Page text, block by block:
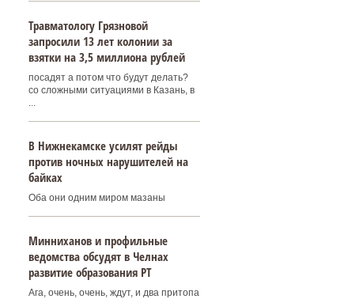
Травматологу Грязновой
запросили 13 лет колонии за
взятки на 3,5 миллиона рублей
посадят а потом что будут делать?
со сложными ситуациями в Казань, в
...
В Нижнекамске усилят рейды
против ночных нарушителей на
байках
Оба они одним миром мазаны
Минниханов и профильные
ведомства обсудят в Челнах
развитие образования РТ
Ага, очень, очень, ждут, и два притопа